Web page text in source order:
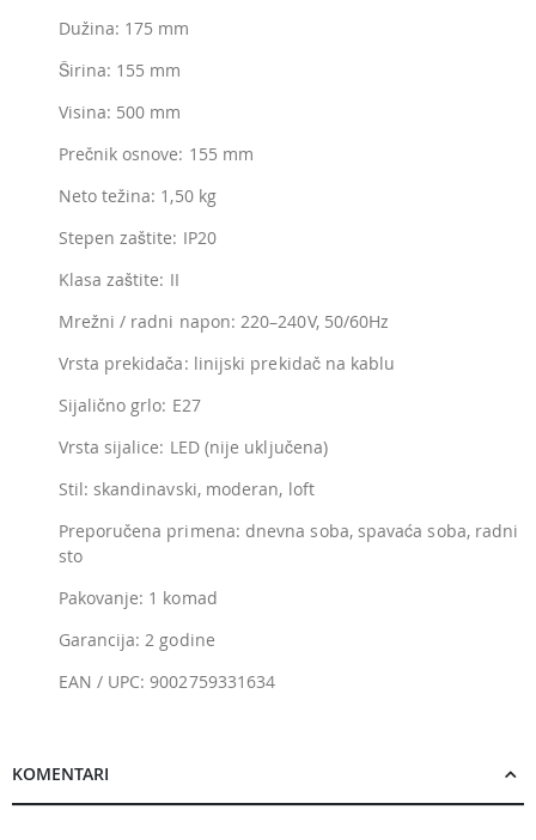
Dužina: 175 mm
Širina: 155 mm
Visina: 500 mm
Prečnik osnove: 155 mm
Neto težina: 1,50 kg
Stepen zaštite: IP20
Klasa zaštite: II
Mrežni / radni napon: 220–240V, 50/60Hz
Vrsta prekidača: linijski prekidač na kablu
Sijalično grlo: E27
Vrsta sijalice: LED (nije uključena)
Stil: skandinavski, moderan, loft
Preporučena primena: dnevna soba, spavaća soba, radni
sto
Pakovanje: 1 komad
Garancija: 2 godine
EAN / UPC: 9002759331634
KOMENTARI